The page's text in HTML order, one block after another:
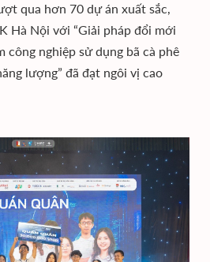
qua hơn 70 dự án xuất sắc,
Hà Nội với “Giải pháp đổi mới
công nghiệp sử dụng bã cà phê
lượng” đã đạt ngôi vị cao